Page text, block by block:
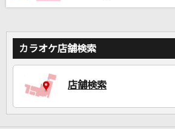
カラオケをもっと楽しも
カラオケ店舗検索
店舗検索